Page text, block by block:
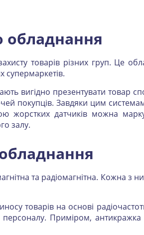
обладнання
товарів різних груп. Це
супермаркетів.
вигідно презентувати товар
покупців. Завдяки цим
жорстких датчиків можна
залу.
та радіомагнітна. Кожна з
товарів на основі
Приміром,